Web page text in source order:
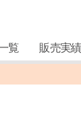
覧 販売実績